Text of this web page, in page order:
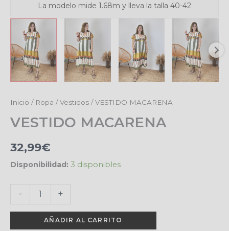
La modelo mide 1.68m y lleva la talla 40-42
Inicio / Ropa /Vestidos / VESTIDO MACARENA
VESTIDO MACARENA
32,99€
Disponibilidad: 3 disponibles
-
VESTIDO
cantidad
+
AÑADIR AL CARRITO